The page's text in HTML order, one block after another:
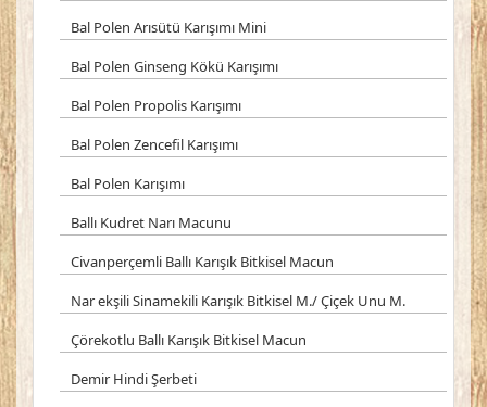
Bal Polen Arısütü Karışımı Mini
Bal Polen Ginseng Kökü Karışımı
Bal Polen Propolis Karışımı
Bal Polen Zencefil Karışımı
Bal Polen Karışımı
Ballı Kudret Narı Macunu
Civanperçemli Ballı Karışık Bitkisel Macun
Nar ekşili Sinamekili Karışık Bitkisel M./ Çiçek Unu M.
Çörekotlu Ballı Karışık Bitkisel Macun
Demir Hindi Şerbeti